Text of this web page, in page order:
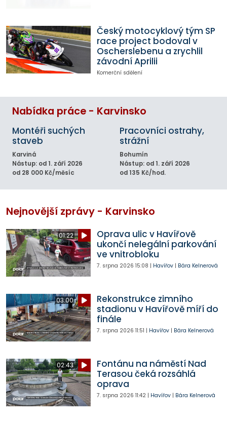
Český motocyklový tým SP
race project bodoval v
Oscherslebenu a zrychlil
závodní Aprilii
Komerční sdělení
Nabídka práce - Karvinsko
Montéři suchých
staveb
Karviná
Nástup: od 1. září 2026
od 28 000 Kč/měsíc
Pracovníci ostrahy,
strážní
Bohumín
Nástup: od 1. září 2026
od 135 Kč/hod.
Nejnovější zprávy - Karvinsko
01:22
Oprava ulic v Havířově
ukončí nelegální parkování
ve vnitrobloku
7. srpna 2026 15:08 | Havířov| Bára Kelnerová
03:00
Rekonstrukce zimního
stadionu v Havířově míří do
finále
7. srpna 2026 11:51 | Havířov| Bára Kelnerová
02:43
Fontánu na náměstí Nad
Terasou čeká rozsáhlá
oprava
7. srpna 2026 11:42| Havířov| Bára Kelnerová